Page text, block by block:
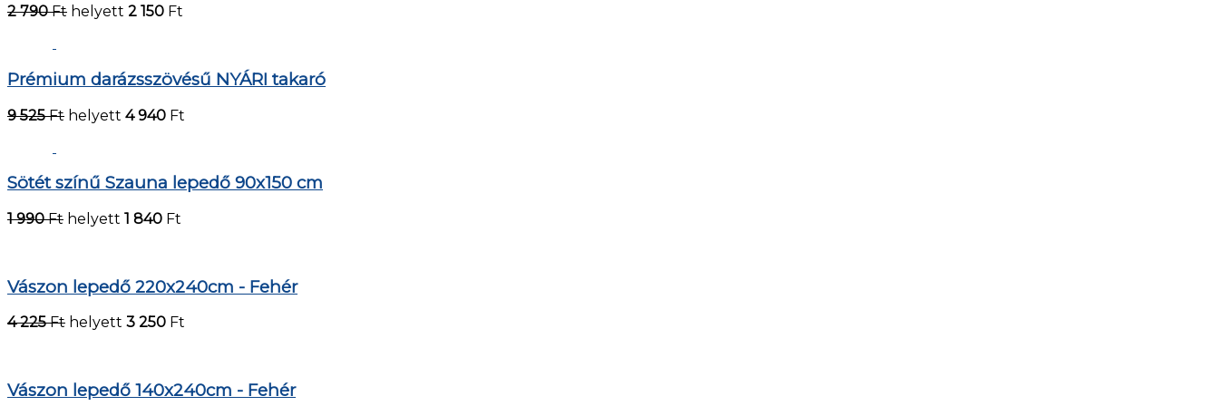
2 790 Ft helyett 2 150 Ft
Prémium darázsszövésű NYÁRI takaró
9 525 Ft helyett 4 940 Ft
Sötét színű Szauna lepedő 90x150 cm
1 990 Ft helyett 1 840 Ft
Vászon lepedő 220x240cm - Fehér
4 225 Ft helyett 3 250 Ft
Vászon lepedő 140x240cm - Fehér